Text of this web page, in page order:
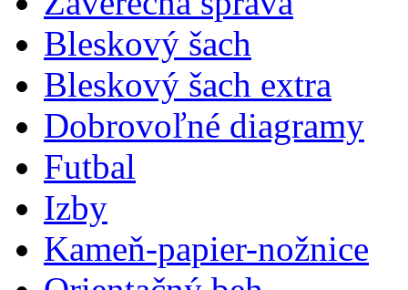
Bleskový šach
Bleskový šach extra
Dobrovoľné diagramy
Futbal
Izby
Kameň-papier-nožnice